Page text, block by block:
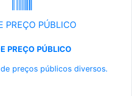
PREÇO PÚBLICO
PREÇO PÚBLICO
preços públicos diversos.